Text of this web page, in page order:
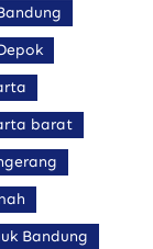
barat
Bandung